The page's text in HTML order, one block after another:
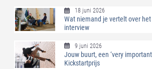
18 juni 2026
Wat niemand je vertelt over
interview
9 juni 2026
Jouw buurt, een ‘very
Kickstartprijs